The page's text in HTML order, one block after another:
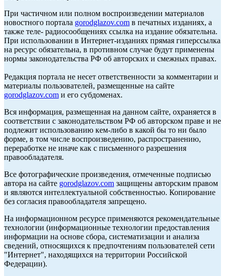
При частичном или полном воспроизведении материалов
новостного портала gorodglazov.com в печатных изданиях, а
также теле- радиосообщениях ссылка на издание обязательна.
При использовании в Интернет-изданиях прямая гиперссылка
на ресурс обязательна, в противном случае будут применены
нормы законодательства РФ об авторских и смежных правах.
Редакция портала не несет ответственности за комментарии и
материалы пользователей, размещенные на сайте
gorodglazov.com и его субдоменах.
Вся информация, размещенная на данном сайте, охраняется в
соответствии с законодательством РФ об авторском праве и не
подлежит использованию кем-либо в какой бы то ни было
форме, в том числе воспроизведению, распространению,
переработке не иначе как с письменного разрешения
правообладателя.
Все фотографические произведения, отмеченные подписью
автора на сайте gorodglazov.com защищены авторским правом
и являются интеллектуальной собственностью. Копирование
без согласия правообладателя запрещено.
На информационном ресурсе применяются рекомендательные
технологии (информационные технологии предоставления
информации на основе сбора, систематизации и анализа
сведений, относящихся к предпочтениям пользователей сети
"Интернет", находящихся на территории Российской
Федерации).